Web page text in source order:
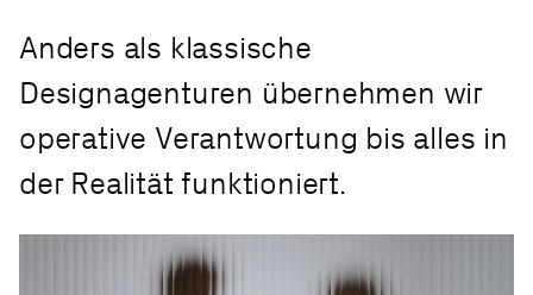
Anders als klassische
Designagenturen übernehmen wir
operative Verantwortung bis alles in
der Realität funktioniert.